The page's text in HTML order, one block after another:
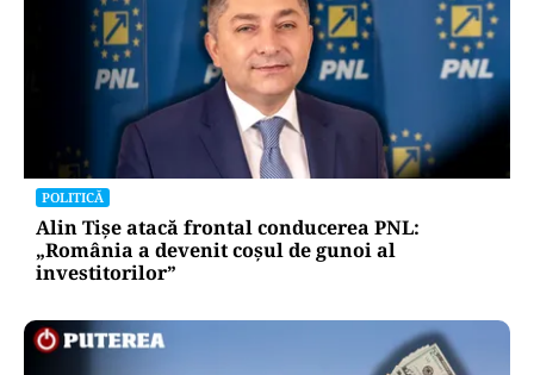
POLITICĂ
Alin Tișe atacă frontal conducerea PNL:
„România a devenit coșul de gunoi al
investitorilor”